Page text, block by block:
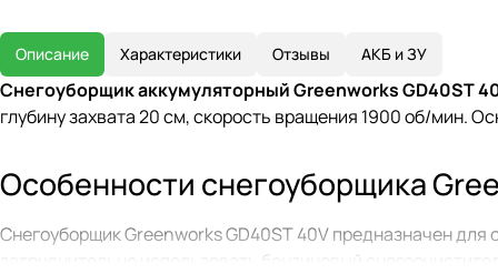
Описание Характеристики Отзывы АКБ и ЗУ
Снегоуборщик аккумуляторный Greenworks GD40ST
глубину захвата 20 см, скорость вращения 1900 об/мин.
Особенности снегоуборщика
Снегоуборщик Greenworks GD40ST 40V предназначен для
затруднительно использовать бензиновый